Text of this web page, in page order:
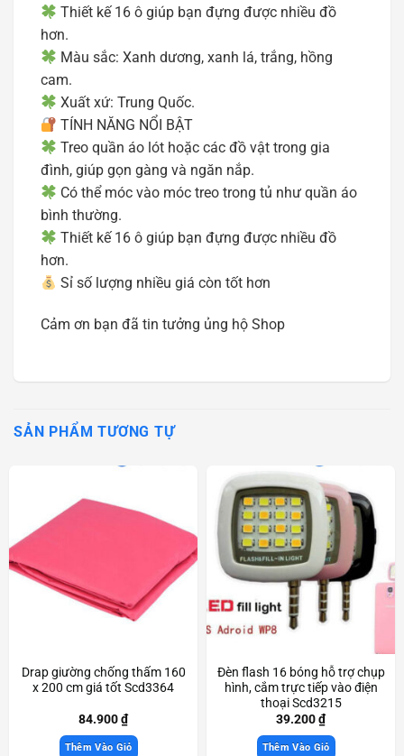
Thiết kế 16 ô giúp bạn đựng được nhiều đồ
hơn.
Màu sắc: Xanh dương, xanh lá, trắng, hồng
cam.
Xuất xứ: Trung Quốc.
TÍNH NĂNG NỔI BẬT
Treo quần áo lót hoặc các đồ vật trong gia
đình, giúp gọn gàng và ngăn nắp.
Có thể móc vào móc treo trong tủ như quần áo
bình thường.
Thiết kế 16 ô giúp bạn đựng được nhiều đồ
hơn.
Sỉ số lượng nhiều giá còn tốt hơn
Cảm ơn bạn đã tin tưởng ủng hộ Shop
SẢN PHẨM TƯƠNG TỰ
Drap giường chống thấm 160
x 200 cm giá tốt Scd3364
84.900₫
Thêm Vào Giỏ
Đèn flash 16 bóng hỗ trợ chụp
hình, cắm trực tiếp vào điện
thoại Scd3215
39.200₫
Thêm Vào Giỏ